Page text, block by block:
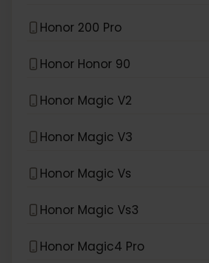
Honor 200 Pro
Honor Honor 90
Honor Magic V2
Honor Magic V3
Honor Magic Vs
Honor Magic Vs3
Honor Magic4 Pro